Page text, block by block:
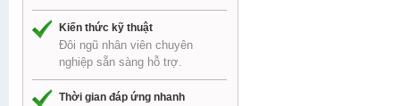
Kiến thức kỹ thuật
Đôi ngũ nhân viên chuyên
nghiệp sẵn sàng hỗ trợ.
Thời gian đáp ứng nhanh